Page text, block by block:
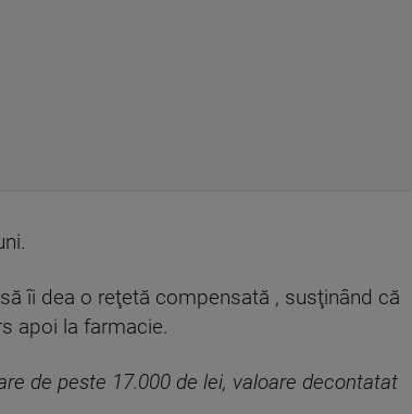
îi dea o reţetă compensată , susţinând că
apoi la farmacie.
de peste 17.000 de lei, valoare decontatat